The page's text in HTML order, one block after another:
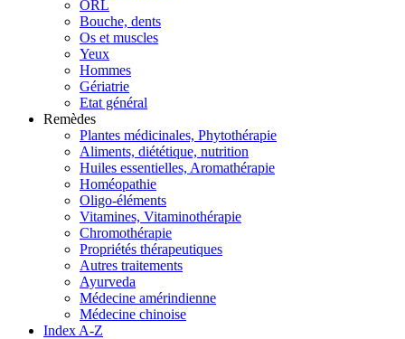
ORL
Bouche, dents
Os et muscles
Yeux
Hommes
Gériatrie
Etat général
Remèdes
Plantes médicinales, Phytothérapie
Aliments, diététique, nutrition
Huiles essentielles, Aromathérapie
Homéopathie
Oligo-éléments
Vitamines, Vitaminothérapie
Chromothérapie
Propriétés thérapeutiques
Autres traitements
Ayurveda
Médecine amérindienne
Médecine chinoise
Index A-Z